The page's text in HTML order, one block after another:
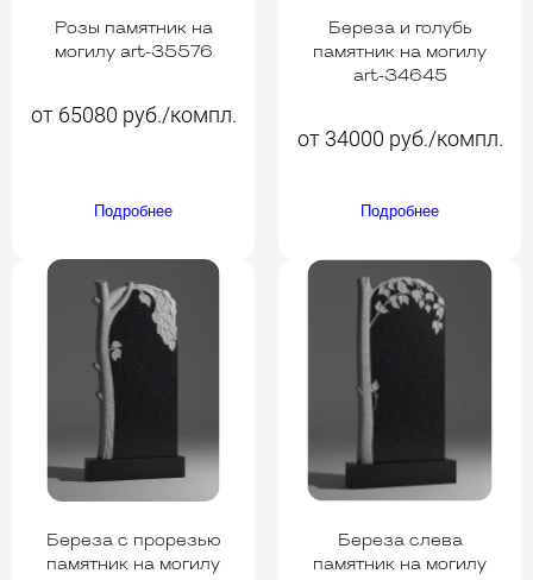
Розы памятник на
могилу art-35576
от 65080 руб./компл.
Подробнее
Береза и голубь
памятник на могилу
art-34645
от 34000 руб./компл.
Подробнее
Береза с прорезью
памятник на могилу
Береза слева
памятник на могилу